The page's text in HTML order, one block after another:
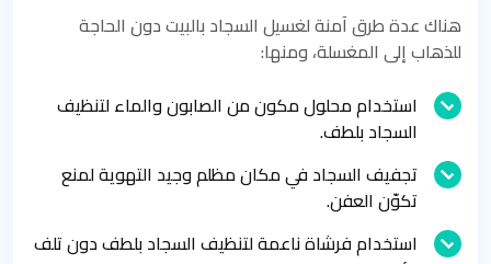
هناك عدة طرق آمنة لغسيل السجاد بالبيت دون الحاجة
للذهاب إلى المغسلة، ومنها:
استخدام محلول مكون من الصابون والماء لتنظيف
السجاد بلطف.
تجفيف السجاد في مكان مظلم وجيد التهوية لمنع
تكوّن العفن.
استخدام فرشاة ناعمة لتنظيف السجاد بلطف دون تلف